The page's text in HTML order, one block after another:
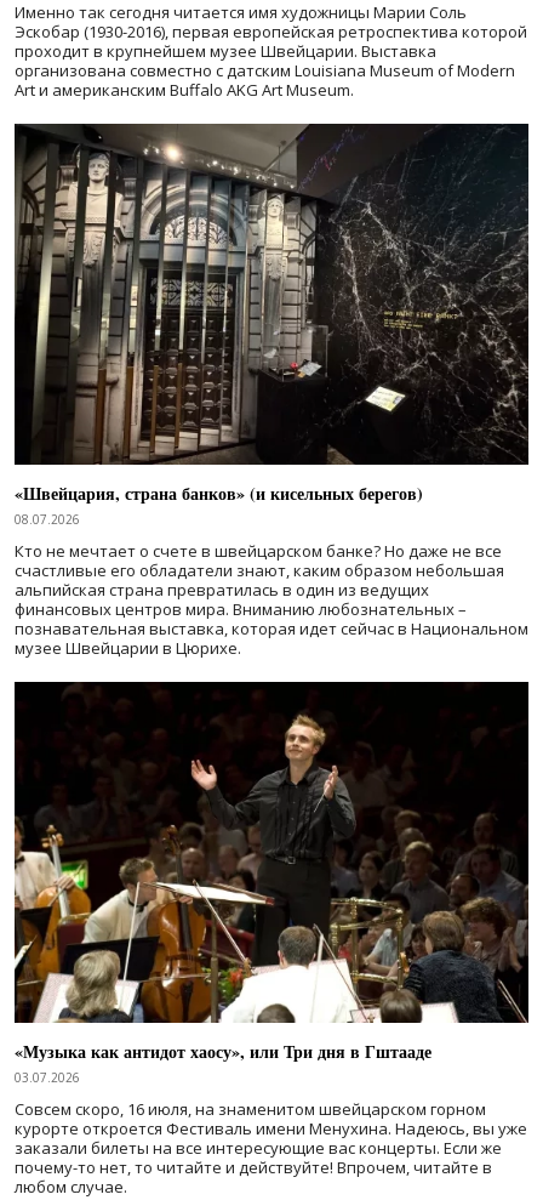
Именно так сегодня читается имя художницы Марии Соль
Эскобар (1930-2016), первая европейская ретроспектива которой
проходит в крупнейшем музее Швейцарии. Выставка
организована совместно с датским Louisiana Museum of Modern
Art и американским Buffalo AKG Art Museum.
«Швейцария, страна банков» (и кисельных берегов)
08.07.2026
Кто не мечтает о счете в швейцарском банке? Но даже не все
счастливые его обладатели знают, каким образом небольшая
альпийская страна превратилась в один из ведущих
финансовых центров мира. Вниманию любознательных –
познавательная выставка, которая идет сейчас в Национальном
музее Швейцарии в Цюрихе.
«Музыка как антидот хаосу», или Три дня в Гштааде
03.07.2026
Совсем скоро, 16 июля, на знаменитом швейцарском горном
курорте откроется Фестиваль имени Менухина. Надеюсь, вы уже
заказали билеты на все интересующие вас концерты. Если же
почему-то нет, то читайте и действуйте! Впрочем, читайте в
любом случае.